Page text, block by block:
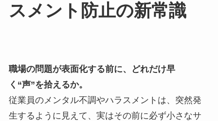
スメント防止の新常識
職場の問題が表面化する前に、どれだけ早
く“声”を拾えるか。
従業員のメンタル不調やハラスメントは、突然発
生するように見えて、実はその前に必ず小さなサ